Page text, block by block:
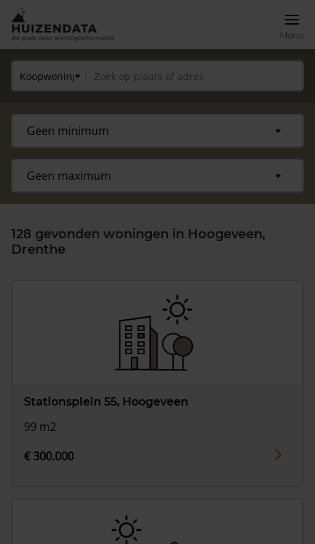
Menu
Vragen? Neem contact met ons op
088 220 4200
128 gevonden woningen in Hoogeveen,
Drenthe
Stationsplein 55, Hoogeveen
99 m2
€ 300.000